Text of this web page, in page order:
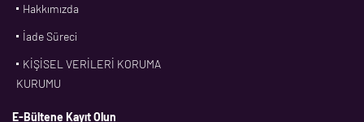
Hakkımızda
İade Süreci
KİŞİSEL VERİLERİ KORUMA
KURUMU
E-Bültene Kayıt Olun